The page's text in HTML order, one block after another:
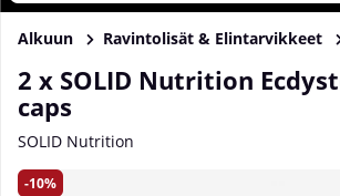
Alkuun Ravintolisät & Elintarvikkeet
2 x SOLID Nutrition
caps
SOLID Nutrition
10
Tuotekuvat 2 x SOLID Nutrition